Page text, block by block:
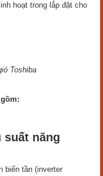
hoạt trong lắp đặt cho
Toshiba
suất năng
biến tần (inverter